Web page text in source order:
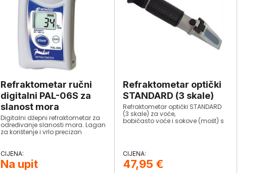
Refraktometar ručni
digitalni PAL-06S za
slanost mora
Digitalni džepni refraktometar za
određivanje slanosti mora. Lagan
za korištenje i vrlo precizan
Na upit
Refraktometar optički
STANDARD (3 skale)
Refraktometar optički STANDARD
(3 skale) za voće,
bobičasto voće i sokove (mošt) s
47,95 €